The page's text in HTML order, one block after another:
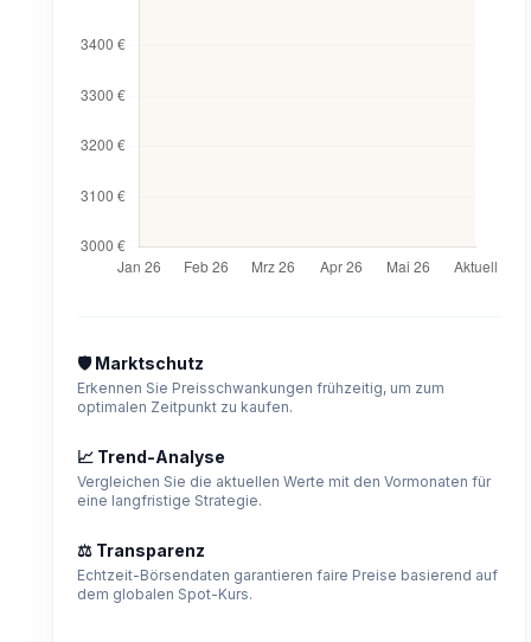
🛡️ Marktschutz
Erkennen Sie Preisschwankungen frühzeitig, um zum
optimalen Zeitpunkt zu kaufen.
📈 Trend-Analyse
Vergleichen Sie die aktuellen Werte mit den Vormonaten für
eine langfristige Strategie.
⚖️ Transparenz
Echtzeit-Börsendaten garantieren faire Preise basierend auf
dem globalen Spot-Kurs.